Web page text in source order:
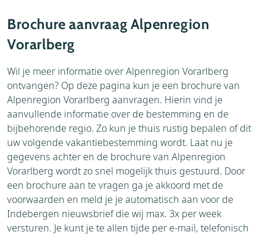
Weer
Aanvraag
Thema's
Brochure aanvraag Alpenregion
Vorarlberg
Wil je meer informatie over Alpenregion Vorarlberg
ontvangen? Op deze pagina kun je een brochure van
Alpenregion Vorarlberg aanvragen. Hierin vind je
aanvullende informatie over de bestemming en de
bijbehorende regio. Zo kun je thuis rustig bepalen of dit
uw volgende vakantiebestemming wordt. Laat nu je
gegevens achter en de brochure van Alpenregion
Vorarlberg wordt zo snel mogelijk thuis gestuurd. Door
een brochure aan te vragen ga je akkoord met de
voorwaarden en meld je je automatisch aan voor de
Indebergen nieuwsbrief die wij max. 3x per week
versturen. Je kunt je te allen tijde per e-mail, telefonisch